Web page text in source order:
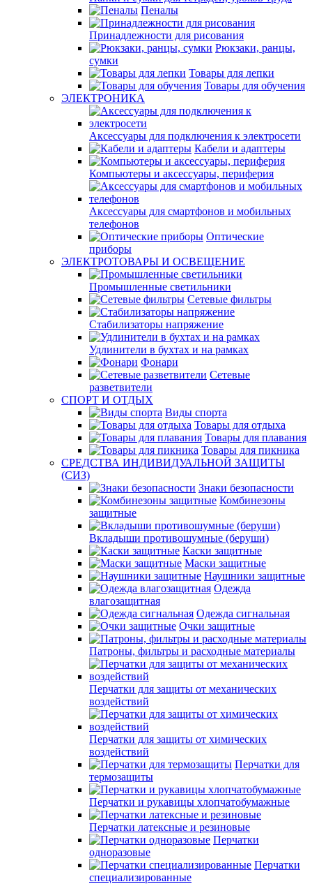
Пеналы
Принадлежности для рисования
Рюкзаки, ранцы,
сумки
Товары для лепки
Товары для обучения
ЭЛЕКТРОНИКА
Аксессуары для подключения к электросети
Кабели и адаптеры
Компьютеры и аксессуары, периферия
Аксессуары для смартфонов и мобильных
телефонов
Оптические
приборы
ЭЛЕКТРОТОВАРЫ И ОСВЕЩЕНИЕ
Промышленные светильники
Сетевые фильтры
Стабилизаторы напряжение
Удлинители в бухтах и на рамках
Фонари
Сетевые
разветвители
СПОРТ И ОТДЫХ
Виды спорта
Товары для отдыха
Товары для плавания
Товары для пикника
СРЕДСТВА ИНДИВИДУАЛЬНОЙ ЗАЩИТЫ
(СИЗ)
Знаки безопасности
Комбинезоны
защитные
Вкладыши противошумные (беруши)
Каски защитные
Маски защитные
Наушники защитные
Одежда
влагозащитная
Одежда сигнальная
Очки защитные
Патроны, фильтры и расходные материалы
Перчатки для защиты от механических
воздействий
Перчатки для защиты от химических
воздействий
Перчатки для
термозащиты
Перчатки и рукавицы хлопчатобумажные
Перчатки латексные и резиновые
Перчатки
одноразовые
Перчатки
специализированные